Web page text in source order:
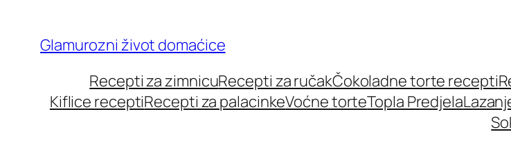
content
Glamurozni život domaćice
Recepti za zimnicuRecepti za ručakČokoladne torte recepti
Kiflice receptiRecepti za palacinkeVoćne torteTopla Predjela